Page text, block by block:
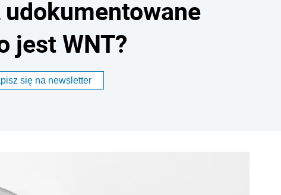
jest WNT?
się na newsletter